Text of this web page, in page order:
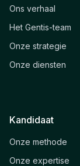
Ons verhaal
Het Gentis-team
Onze strategie
Onze diensten
Kandidaat
Onze methode
Onze expertise